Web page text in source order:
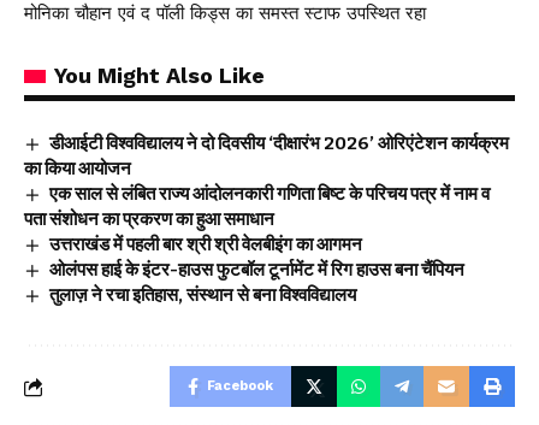
मोनिका चौहान एवं द पॉली किड्स का समस्त स्टाफ उपस्थित रहा
You Might Also Like
डीआईटी विश्वविद्यालय ने दो दिवसीय ‘दीक्षारंभ 2026’ ओरिएंटेशन कार्यक्रम
का किया आयोजन
एक साल से लंबित राज्य आंदोलनकारी गणिता बिष्ट के परिचय पत्र में नाम व
पता संशोधन का प्रकरण का हुआ समाधान
उत्तराखंड में पहली बार श्री श्री वेलबीइंग का आगमन
ओलंपस हाई के इंटर-हाउस फुटबॉल टूर्नामेंट में रिग हाउस बना चैंपियन
तुलाज़ ने रचा इतिहास, संस्थान से बना विश्वविद्यालय
Facebook